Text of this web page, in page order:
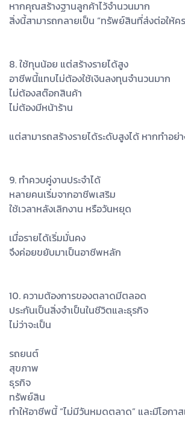
หากคุณสร้างฐานลูกค้าไว้จำนวนมาก
สิ่งนี้สามารถกลายเป็น “ทรัพย์สินที่ส่งต่อให้ค
8. ใช้ทุนน้อย แต่สร้างรายได้สูง
อาชีพนี้แทบไม่ต้องใช้เงินลงทุนจำนวนมาก
ไม่ต้องสต๊อกสินค้า
ไม่ต้องมีหน้าร้าน
แต่สามารถสร้างรายได้ระดับสูงได้ หากทำอย่
9. ทำควบคู่งานประจำได้
หลายคนเริ่มจากอาชีพเสริม
ใช้เวลาหลังเลิกงาน หรือวันหยุด
เมื่อรายได้เริ่มมั่นคง
จึงค่อยขยับมาเป็นอาชีพหลัก
10. ความต้องการของตลาดมีตลอด
ประกันเป็นสิ่งจำเป็นในชีวิตและธุรกิจ
ไม่ว่าจะเป็น
รถยนต์
สุขภาพ
ธุรกิจ
ทรัพย์สิน
ทำให้อาชีพนี้ “ไม่มีวันหมดตลาด” และมีโอกา